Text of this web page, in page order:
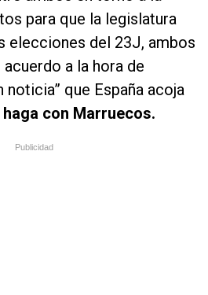
para que la legislatura
elecciones del 23J, ambos
a la hora de
noticia” que España acoja
con Marruecos.
Publicidad